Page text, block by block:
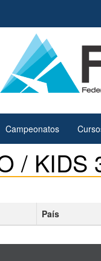
Campeonatos
/ KIDS
País